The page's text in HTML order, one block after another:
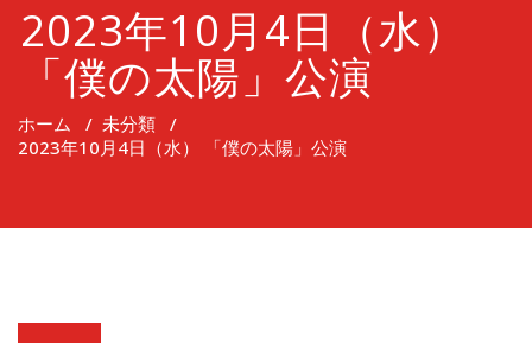
シ
ョ
替
え
2023年10月4日（水）
「僕の太陽」公演
ホーム / 未分類 /
2023年10月4日（水） 「僕の太陽」公演